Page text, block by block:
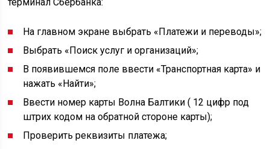
На главном экране выбрать «Платежи и переводы»;
Выбрать «Поиск услуг и организаций»;
В появившемся поле ввести «Транспортная карта» и
нажать «Найти»;
Ввести номер карты Волна Балтики ( 12 цифр под
штрих кодом на обратной стороне карты);
Проверить реквизиты платежа;